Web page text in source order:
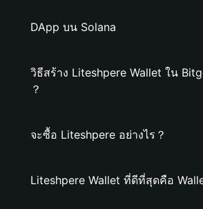
DApp บน Solana
วิธีสร้าง Liteshpere Wallet ใน
？
จะซื้อ Liteshpere อย่างไร？
Liteshpere Wallet ที่ดีที่สุดคือ